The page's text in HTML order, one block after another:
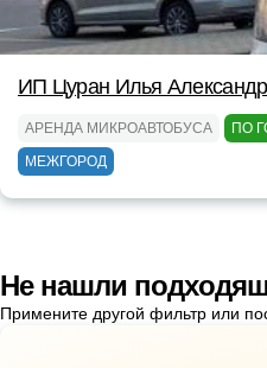
ИП Цуран Илья
АРЕНДА МИКРОАВТОБУСА
ПО
МЕЖГОРОД
Не нашли
Примените другой фильтр или